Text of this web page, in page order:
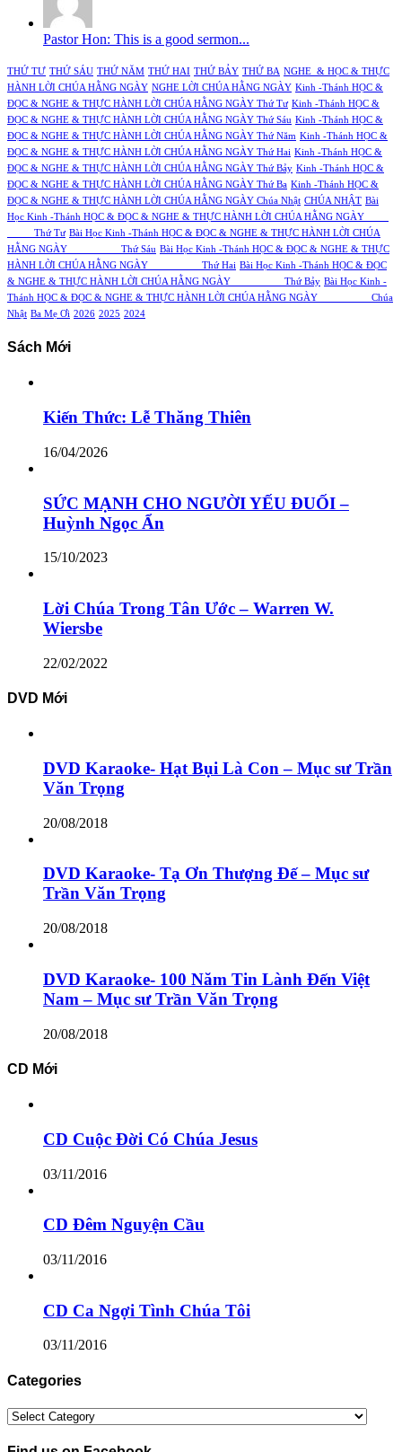
Pastor Hon: This is a good sermon...
THỨ TƯ THỨ SÁU THỨ NĂM THỨ HAI THỨ BẢY THỨ BA NGHE & HỌC & THỰC
HÀNH LỜI CHÚA HẰNG NGÀY NGHE LỜI CHÚA HẰNG NGÀY Kinh -Thánh HỌC &
ĐỌC & NGHE & THỰC HÀNH LỜI CHÚA HẰNG NGÀY Thứ Tư Kinh -Thánh HỌC &
ĐỌC & NGHE & THỰC HÀNH LỜI CHÚA HẰNG NGÀY Thứ Sáu Kinh -Thánh HỌC &
ĐỌC & NGHE & THỰC HÀNH LỜI CHÚA HẰNG NGÀY Thứ Năm Kinh -Thánh HỌC &
ĐỌC & NGHE & THỰC HÀNH LỜI CHÚA HẰNG NGÀY Thứ Hai Kinh -Thánh HỌC &
ĐỌC & NGHE & THỰC HÀNH LỜI CHÚA HẰNG NGÀY Thứ Bảy Kinh -Thánh HỌC &
ĐỌC & NGHE & THỰC HÀNH LỜI CHÚA HẰNG NGÀY Thứ Ba Kinh -Thánh HỌC &
ĐỌC & NGHE & THỰC HÀNH LỜI CHÚA HẰNG NGÀY Chúa Nhật CHÚA NHẬT Bài
Học Kinh -Thánh HỌC & ĐỌC & NGHE & THỰC HÀNH LỜI CHÚA HẰNG NGÀY
Thứ Tư Bài Học Kinh -Thánh HỌC & ĐỌC & NGHE & THỰC HÀNH LỜI CHÚA
HẰNG NGÀY Thứ Sáu Bài Học Kinh -Thánh HỌC & ĐỌC & NGHE & THỰC
HÀNH LỜI CHÚA HẰNG NGÀY Thứ Hai Bài Học Kinh -Thánh HỌC & ĐỌC
& NGHE & THỰC HÀNH LỜI CHÚA HẰNG NGÀY Thứ Bảy Bài Học Kinh -
Thánh HỌC & ĐỌC & NGHE & THỰC HÀNH LỜI CHÚA HẰNG NGÀY Chúa
Nhật Ba Mẹ Ơi 2026 2025 2024
Sách Mới
Kiến Thức: Lễ Thăng Thiên
16/04/2026
SỨC MẠNH CHO NGƯỜI YẾU ĐUỐI –
Huỳnh Ngọc Ẩn
15/10/2023
Lời Chúa Trong Tân Ước – Warren W.
Wiersbe
22/02/2022
DVD Mới
DVD Karaoke- Hạt Bụi Là Con – Mục sư Trần
Văn Trọng
20/08/2018
DVD Karaoke- Tạ Ơn Thượng Đế – Mục sư
Trần Văn Trọng
20/08/2018
DVD Karaoke- 100 Năm Tin Lành Đến Việt
Nam – Mục sư Trần Văn Trọng
20/08/2018
CD Mới
CD Cuộc Đời Có Chúa Jesus
03/11/2016
CD Đêm Nguyện Cầu
03/11/2016
CD Ca Ngợi Tình Chúa Tôi
03/11/2016
Categories
Categories